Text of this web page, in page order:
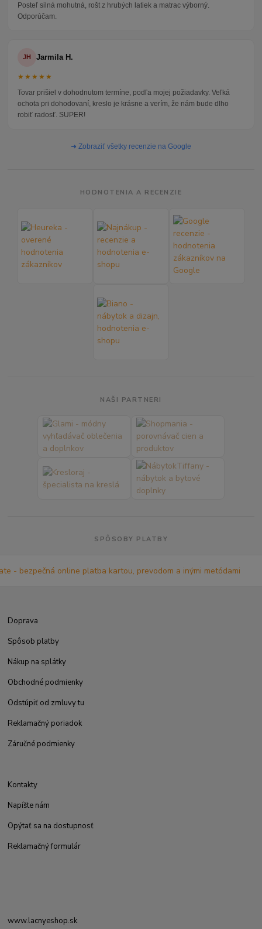
Posteľ silná mohutná, rošt z hrubých latiek a matrac výborný.
Odporúčam.
JH Jarmila H.
★★★★★
Tovar prišiel v dohodnutom termíne, podľa mojej požiadavky. Veľká
ochota pri dohodovaní, kreslo je krásne a verím, že nám bude dlho
robiť radosť. SUPER!
➜ Zobraziť všetky recenzie na Google
HODNOTENIA A RECENZIE
NAŠI PARTNERI
SPÔSOBY PLATBY
Doprava
Spôsob platby
Nákup na splátky
Obchodné podmienky
Odstúpiť od zmluvy tu
Reklamačný poriadok
Záručné podmienky
Kontakty
Napíšte nám
Opýtať sa na dostupnosť
Reklamačný formulár
www.lacnyeshop.sk